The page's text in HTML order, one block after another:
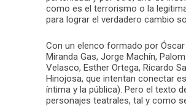
como es el terrorismo o la
para lograr el verdadero cambio
Con un elenco formado por Óscar
Miranda Gas, Jorge Machín,
Velasco, Esther Ortega, Ricardo
Hinojosa, que intentan conectar
íntima y la pública). Pero el texto
personajes teatrales, tal y como